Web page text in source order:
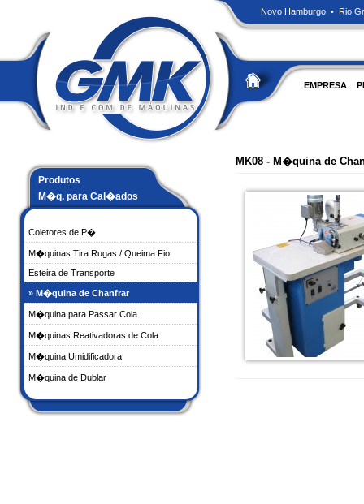
Novo Hamburgo • Rio
EMPRESA
Produtos
M�q. para Cal�ados
Coletores de P�
M�quinas Tira Rugas / Queima Fio
Esteira de Transporte
» M�quina de Chanfrar
M�quina para Passar Cola
M�quinas Reativadoras de Cola
M�quina Umidificadora
M�quina de Dublar
MK08 - M�quina de